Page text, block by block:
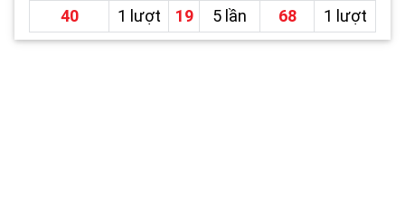
40 1 lượt 19 5 lần 68 1 lượt